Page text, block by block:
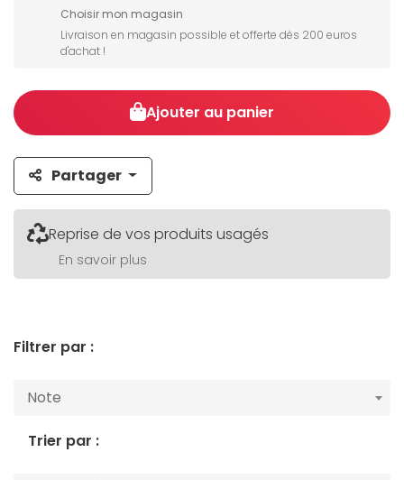
Choisir mon magasin
Livraison en magasin possible et offerte dès 200 euros
d'achat !
Ajouter au panier
Partager
Reprise de vos produits usagés
En savoir plus
Filtrer par :
Note
Trier par :